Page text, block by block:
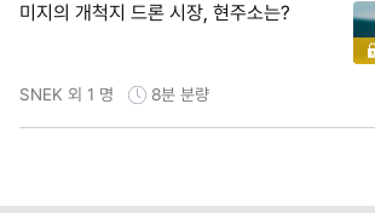
미지의 개척지 드론 시장, 현주소는?
SNEK 외 1 명 8분 분량